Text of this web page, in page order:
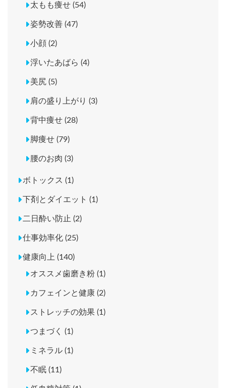
太もも痩せ (54)
姿勢改善 (47)
小顔 (2)
浮いたあばら (4)
美尻 (5)
肩の盛り上がり (3)
背中痩せ (28)
脚痩せ (79)
腰のお肉 (3)
ボトックス (1)
下剤とダイエット (1)
二日酔い防止 (2)
仕事効率化 (25)
健康向上 (140)
オススメ歯磨き粉 (1)
カフェインと健康 (2)
ストレッチの効果 (1)
つまづく (1)
ミネラル (1)
不眠 (11)